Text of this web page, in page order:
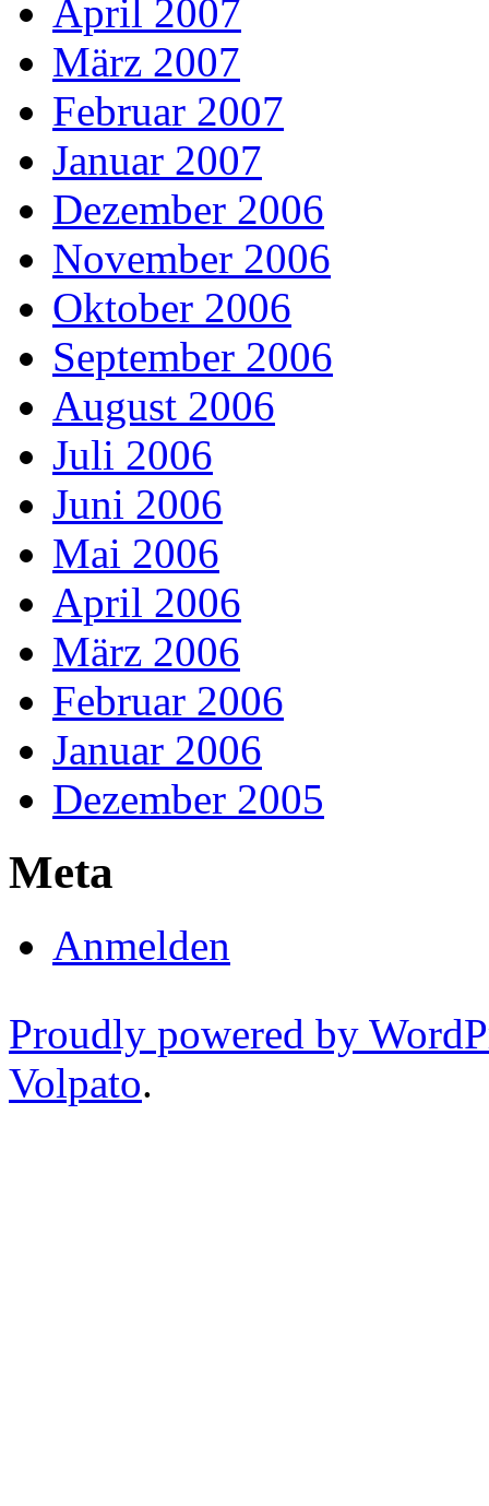
April 2007
März 2007
Februar 2007
Januar 2007
Dezember 2006
November 2006
Oktober 2006
September 2006
August 2006
Juli 2006
Juni 2006
Mai 2006
April 2006
März 2006
Februar 2006
Januar 2006
Dezember 2005
Meta
Anmelden
Proudly powered by
Volpato.